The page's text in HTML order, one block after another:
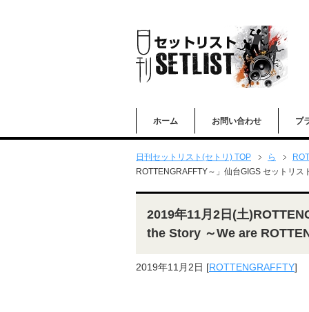
ホーム お問い合わせ プ
日刊セットリスト(セトリ) TOP ら
ROTTENGRAFFTY～」仙台GIGS セットリス
2019年11月2日(土
the Story ～We are
2019年11月2日 [ROTTENGRAFFTY]